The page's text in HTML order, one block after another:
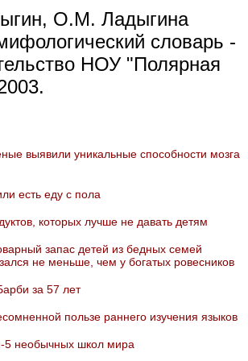
О.М. Ладыгина
словарь -
НОУ "Полярная
выявили уникальные способности мозга
есть еду с пола
которых лучше не давать детям
запас детей из бедных семей
не меньше, чем у богатых ровесников
за 57 лет
пользе раннего изучения языков
5 необычных школ мира